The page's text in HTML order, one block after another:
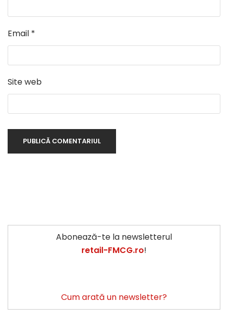
Email *
Site web
Abonează-te la newsletterul
retail-FMCG.ro!
Cum arată un newsletter?